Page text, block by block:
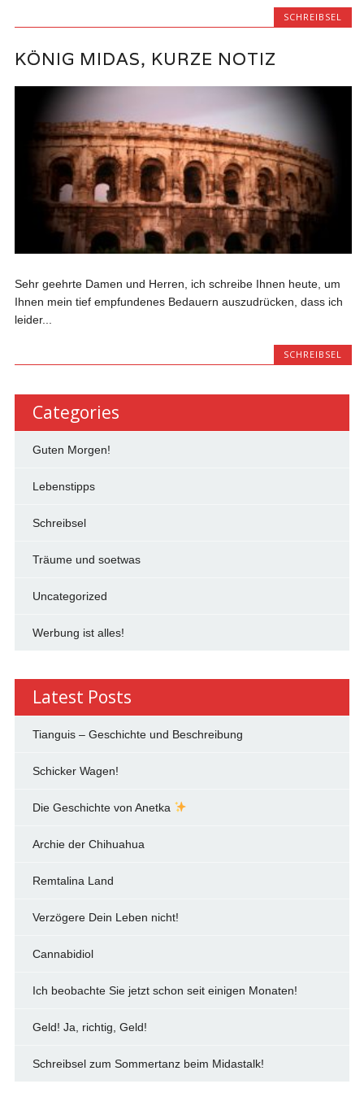
SCHREIBSEL
KÖNIG MIDAS, KURZE NOTIZ
Sehr geehrte Damen und Herren, ich schreibe Ihnen heute, um
Ihnen mein tief empfundenes Bedauern auszudrücken, dass ich
leider...
SCHREIBSEL
Categories
Guten Morgen!
Lebenstipps
Schreibsel
Träume und soetwas
Uncategorized
Werbung ist alles!
Latest Posts
Tianguis – Geschichte und Beschreibung
Schicker Wagen!
Die Geschichte von Anetka
Archie der Chihuahua
Remtalina Land
Verzögere Dein Leben nicht!
Cannabidiol
Ich beobachte Sie jetzt schon seit einigen Monaten!
Geld! Ja, richtig, Geld!
Schreibsel zum Sommertanz beim Midastalk!